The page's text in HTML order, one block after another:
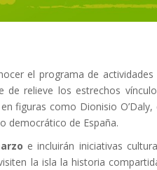
el programa de
de relieve los estrechos
figuras como Dionisio
democrático de España.
e incluirán iniciativas
la isla la historia